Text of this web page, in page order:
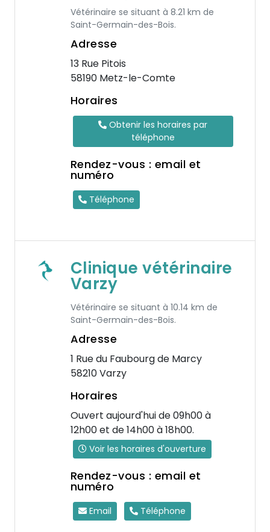
Vétérinaire se situant à 8.21 km de
Saint-Germain-des-Bois.
Adresse
13 Rue Pitois
58190 Metz-le-Comte
Horaires
Obtenir les horaires par
téléphone
Rendez-vous : email et
numéro
Téléphone
Clinique vétérinaire
Varzy
Vétérinaire se situant à 10.14 km de
Saint-Germain-des-Bois.
Adresse
1 Rue du Faubourg de Marcy
58210 Varzy
Horaires
Ouvert aujourd'hui de 09h00 à
12h00 et de 14h00 à 18h00.
Voir les horaires d'ouverture
Rendez-vous : email et
numéro
Email Téléphone